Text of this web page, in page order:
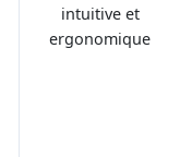
intuitive et
ergonomique